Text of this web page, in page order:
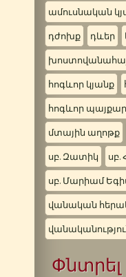
ամուսնական
դժոխք դևեր
հոգևոր կյանք
հոգևոր պայքար
մտային աղոթք
սբ. Զատիկ սբ.
սբ. Մարիամ
վանական
Փնտրել